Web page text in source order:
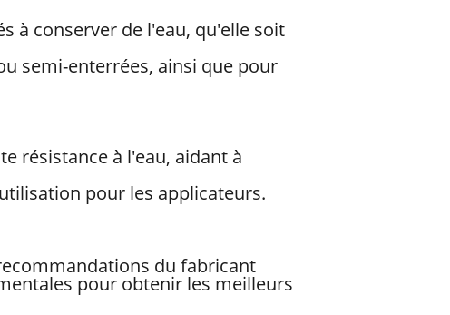
à conserver de l'eau, qu'elle soit
semi-enterrées, ainsi que pour
résistance à l'eau, aidant à
pour les applicateurs.
du fabricant
pour obtenir les meilleurs